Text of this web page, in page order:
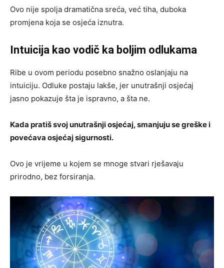
Ovo nije spolja dramatična sreća, već tiha, duboka
promjena koja se osjeća iznutra.
Intuicija kao vodič ka boljim odlukama
Ribe u ovom periodu posebno snažno oslanjaju na
intuiciju. Odluke postaju lakše, jer unutrašnji osjećaj
jasno pokazuje šta je ispravno, a šta ne.
Kada pratiš svoj unutrašnji osjećaj, smanjuju se greške i
povećava osjećaj sigurnosti.
Ovo je vrijeme u kojem se mnoge stvari rješavaju
prirodno, bez forsiranja.